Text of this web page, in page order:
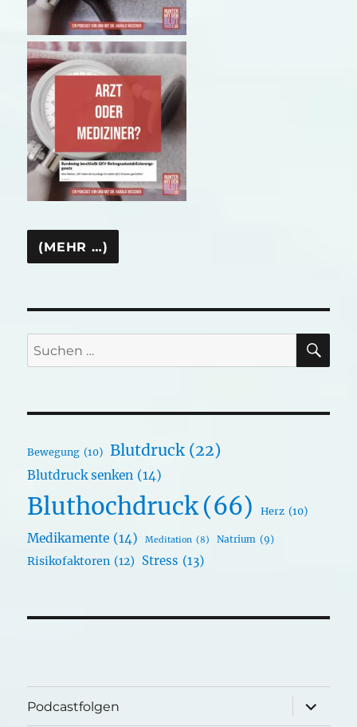
Suchen
nach:
Bewegung (10) Blutdruck (22)
Blutdruck senken (14)
Bluthochdruck(66) Herz (10)
Medikamente (14) Meditation (8) Natrium (9)
Risikofaktoren (12) Stress (13)
Podcastfolgen
öffnen